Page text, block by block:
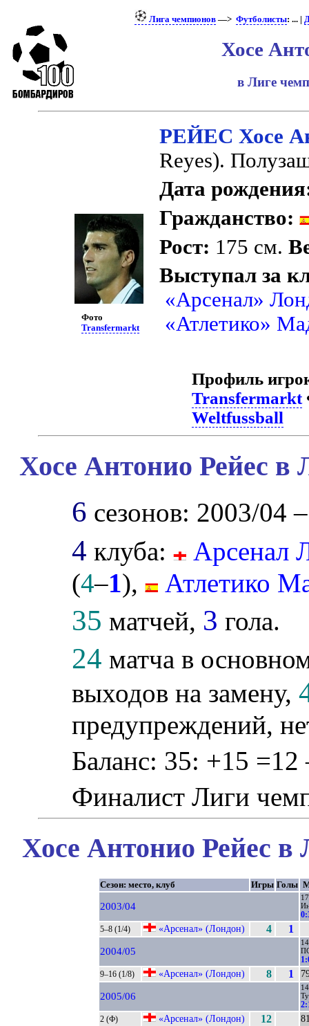
Лига чемпионов—> Футболисты: ... |
Хосе
в Лиге
Фото
Transfermarkt
РЕЙЕС Хосе
Reyes).
Дата
Гражданство:
Рост: 175 см.
Выступал за
«Арсенал»
«Атлетико»
Профиль
Transfermarkt
Weltfussball
Хосе Антонио Рейес в
6 сезонов: 2003/04
4 клуба:
Арсенал
(4–1), Атлетико
35 матчей, 3 гола.
24 матча в
выходов на замену,
предупреждений,
Баланс: 35: +15 =12
Финалист Лиги
Хосе Антонио Рейес в
Сезон: место, клуб Игры Голы
2003/04
5–8 (1/4) «Арсенал» (Лондон) 4 1
2004/05
9–16 (1/8) «Арсенал» (Лондон) 8 1
2005/06
2 (Ф) «Арсенал» (Лондон) 12